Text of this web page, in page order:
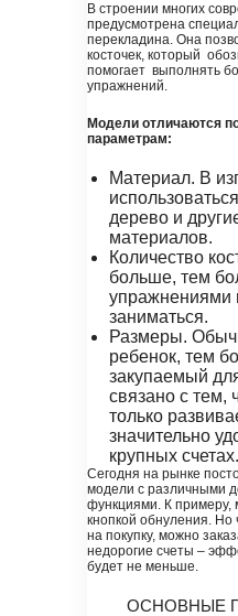
В строении многих
предусмотрена
перекладина. Она
косточек, который
помогает выполнять
упражнений.
Модели отличаются
параметрам:
Материал. В
дерево и
материалов.
Количество
больше, тем
упражнениями
заниматься.
Размеры.
ребенок, тем
закупаемый
связано с тем,
только
значительно
крупных счетах.
Сегодня на рынке
модели с различными
функциями. К примеру,
кнопкой обнуления.
на покупку, можно
недорогие счеты –
будет не меньше.
ОСНОВНЫЕ